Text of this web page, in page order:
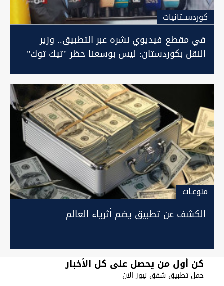
كوردســتانيات
في مقطع فيديوي نشره عبر التطبيق.. وزير
النقل بكوردستان: ليس بوسعنا حظر "تيك توك"
منوعـات
الكشف عن تطبيق يضم أثرياء العالم
كن أول من يحصل على كل الأخبار
حمل تطبيق شفق نيوز الان